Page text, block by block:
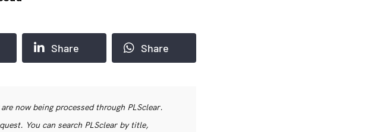
Share Share
now being processed through PLSclear.
You can search PLSclear by title,